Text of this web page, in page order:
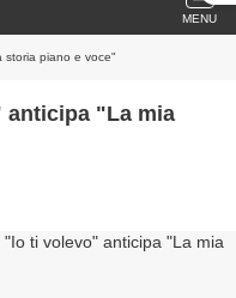
MENU
storia piano e voce"
anticipa "La mia